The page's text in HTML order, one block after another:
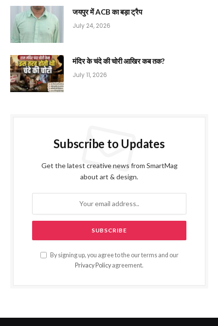
जयपुर में ACB का बड़ा ट्रैप
July 24, 2026
मंदिर के चंदे की चोरी आखिर कब तक?
July 11, 2026
Subscribe to Updates
Get the latest creative news from SmartMag
about art & design.
By signing up, you agree to the our terms and our
Privacy Policy agreement.